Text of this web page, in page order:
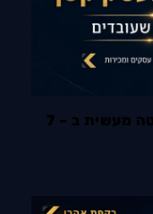
הגדלת מכירות בעסק קטן: שיטה מעשית ב – 7